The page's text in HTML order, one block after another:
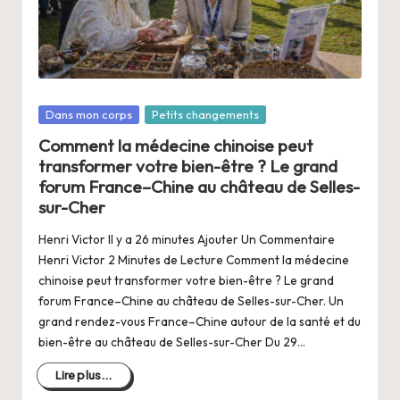
n
g
e
r
s
a
V
ie
Posté
Dans mon corps Petits changements
Comment la médecine chinoise peut
transformer votre bien-être ? Le grand
forum France–Chine au château de Selles-
sur-Cher
Henri Victor Il y a 26 minutes Ajouter Un Commentaire
Henri Victor 2 Minutes de Lecture Comment la médecine
chinoise peut transformer votre bien-être ? Le grand
forum France–Chine au château de Selles-sur-Cher. Un
grand rendez-vous France–Chine autour de la santé et du
bien-être au château de Selles-sur-Cher Du 29…
Lire plus...